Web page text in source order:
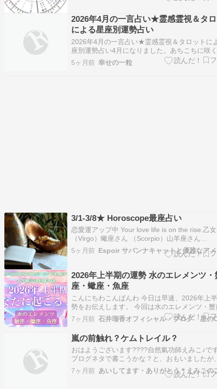
2026年4月の一言占い★霊感霊視＆タ
による星座別運勢占い
​2026年4月の一言占い★霊感霊視＆タロットに
座別運勢占い4月になりました。あちこちに咲
麗ですね。やっと暖かくなりました。さて、今
とこと運勢占いをご覧になってください。牡
5ヶ月前 幸せの一粒
3/1-3/8★ Horoscope最座占い
恋愛運アップ中 Your love life is on the rise.乙
（Virgo）蠍座さん （Scorpio）山羊座さん
（Capricorn）魚座さん（Pisces）仕事運アッ
Your career is on the rise.双子座さん （
5ヶ月前
2026年上半期の運勢 水のエレメンツ・
座・蠍座・魚座
こんにちわこんばんわ 今日は早速、2026年上
勢をお伝えします。 今回は水のエレメンツ・
座・魚座の運勢をお伝えします 2026年上半期
～水のエレメンツ・蟹座・蠍座・魚座～ 水の
ツは幸運と成長・豊かさを示す木星が6月いっ
蟹座を運行。昨年に引…
7ヶ月前 石井瑠香オフィシャル・ブログ 星の
嵐の前触れ？ケムトレイル？
おはようございます????自然氣功師えみこ♪で
ブログネタで書こうかな？と、おもいましたが
嵐】ネタが急上昇？何だろう？と少し見たらア
【嵐】でしたそれよりも、今朝の空…まだ夜明
7ヶ月前